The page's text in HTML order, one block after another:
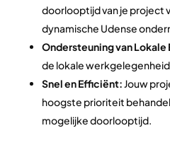
doorlooptijd van je project
dynamische Udense
Ondersteuning van Lokale
de lokale
Snel en Efficiënt:Jouw
hoogste prioriteit
mogelijke doorlooptijd.